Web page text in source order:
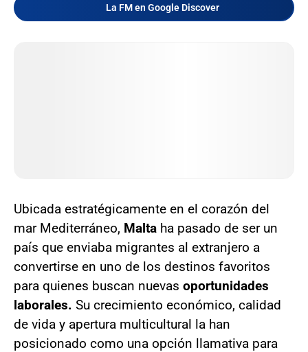
La FM en Google Discover
Ubicada estratégicamente en el corazón del
mar Mediterráneo, Malta ha pasado de ser un
país que enviaba migrantes al extranjero a
convertirse en uno de los destinos favoritos
para quienes buscan nuevas oportunidades
laborales. Su crecimiento económico, calidad
de vida y apertura multicultural la han
posicionado como una opción llamativa para